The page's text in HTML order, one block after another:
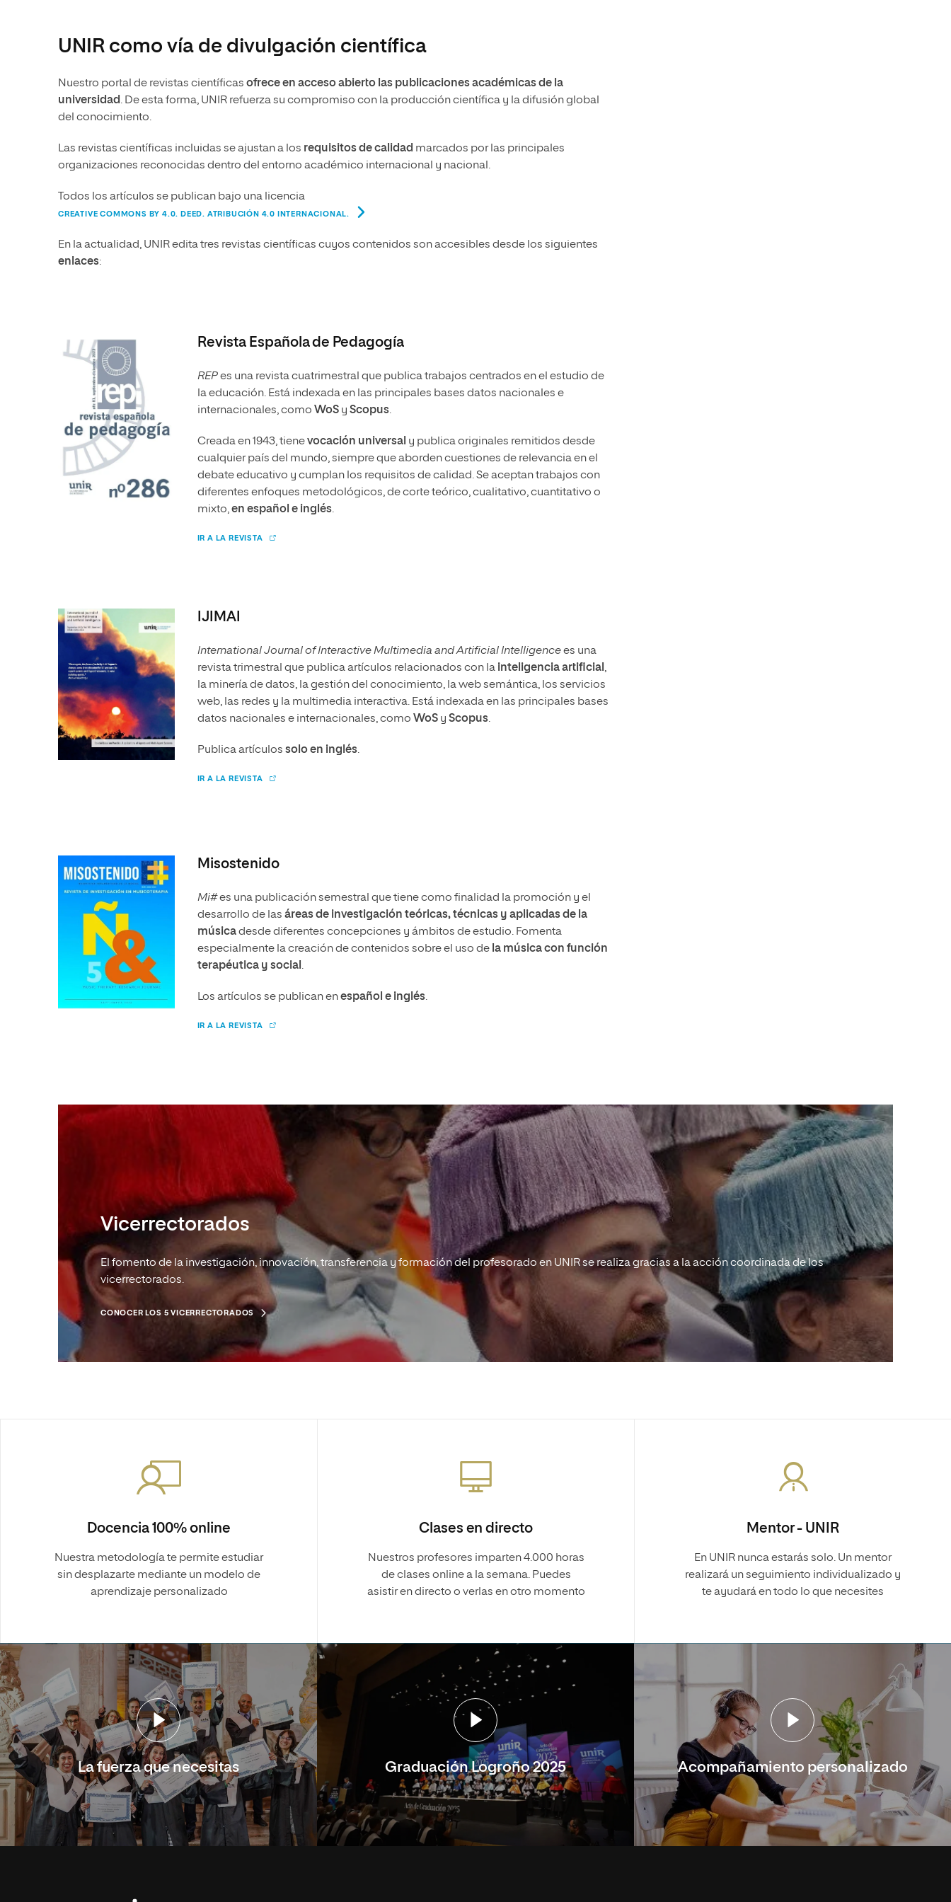
Ciencias Sociales
Humanidades
Artes
Ciencias de la Salud
Ciencias Sociales
Humanidades
Música
Normas de Organización y
Funcionamiento
UNIR como vía de divulgación científica
Nuestro portal de revistas científicas ofrece en acceso abierto las publicaciones académicas de la
universidad. De esta forma, UNIR refuerza su compromiso con la producción científica y la difusión global
del conocimiento.
Las revistas científicas incluidas se ajustan a los requisitos de calidad marcados por las principales
organizaciones reconocidas dentro del entorno académico internacional y nacional.
Todos los artículos se publican bajo una licencia
CREATIVE COMMONS BY 4.0. DEED. ATRIBUCIÓN 4.0 INTERNACIONAL.
En la actualidad, UNIR edita tres revistas científicas cuyos contenidos son accesibles desde los siguientes
enlaces:
Revista Española de Pedagogía
REPes una revista cuatrimestral que publica trabajos centrados en el estudio de
la educación. Está indexada en las principales bases datos nacionales e
internacionales, como WoSy Scopus.
Creada en 1943, tienevocación universal y publica originales remitidos desde
cualquier país del mundo, siempre que aborden cuestiones de relevancia en el
debate educativo y cumplan los requisitos de calidad. Se aceptan trabajos con
diferentes enfoques metodológicos, de corte teórico, cualitativo, cuantitativo o
mixto,en español e inglés.
IR A LA REVISTA
IJIMAI
International Journal of Interactive Multimedia and Artificial Intelligencees una
revista trimestral que publica artículos relacionados con la inteligencia artificial ,
la minería de datos, la gestión del conocimiento, la web semántica, los servicios
web, las redes y la multimedia interactiva. Está indexada en las principales bases
datos nacionales e internacionales, como WoSy Scopus.
Publica artículos solo en inglés.
IR A LA REVISTA
Misostenido
Mi#es una publicación semestral que tiene como finalidad la promoción y el
desarrollo de las áreas de investigación teóricas, técnicas y aplicadas de la
músicadesde diferentes concepciones y ámbitos de estudio. Fomenta
especialmente la creación de contenidos sobre el uso de la música con función
terapéutica y social .
Los artículos se publican enespañol e inglés.
IR A LA REVISTA
Vicerrectorados
El fomento de la investigación, innovación, transferencia y formación del profesorado en UNIR se realiza gracias a la acción coordinada de los
vicerrectorados.
CONOCER LOS 5 VICERRECTORADOS
Docencia 100% online
Nuestra metodología te permite estudiar
sin desplazarte mediante un modelo de
aprendizaje personalizado
Clases en directo
Nuestros profesores imparten 4.000 horas
de clases online a la semana. Puedes
asistir en directo o verlas en otro momento
Mentor - UNIR
En UNIR nunca estarás solo. Un mentor
realizará un seguimiento individualizado y
te ayudará en todo lo que necesites
La fuerza que necesitas Graduación Logroño 2025 Acompañamiento personalizado